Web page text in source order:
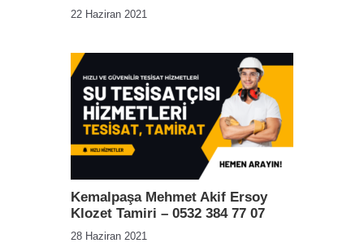
22 Haziran 2021
Kemalpaşa Mehmet Akif Ersoy
Klozet Tamiri – 0532 384 77 07
28 Haziran 2021